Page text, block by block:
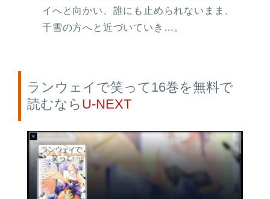
イへと向かい、誰にも止められないまま、
千雪の方へと近づいていき…。
ランウェイで笑って16巻を無料で
読むなら U-NEXT